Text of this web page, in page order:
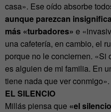
casa». Ese oído absorbe
aunque parezcan
más «turbadores» e
una cafetería, en cambio, el
porque no le conciernen. «Si
es alguien de mi familia. En
tiene nada que ver conmigo».
EL SILENCIO
Millás piensa que «el